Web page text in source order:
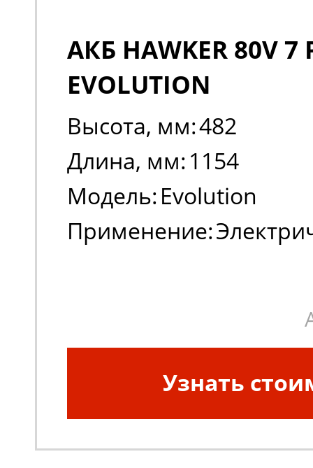
АКБ HAWKER 80V 7
EVOLUTION
Высота, мм:482
Длина, мм: 1154
Модель: Evolution
Применение:
Узнать